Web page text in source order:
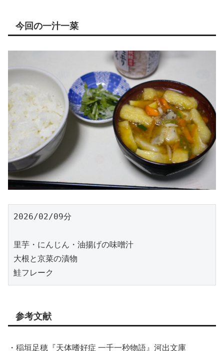
今回の一汁一菜
2026/02/09分
里芋・にんじん・油揚げの味噌汁
大根と京菜の漬物
鮭フレーク
参考文献
・稲垣足穂『天体嗜好症 一千一秒物語』河出文庫